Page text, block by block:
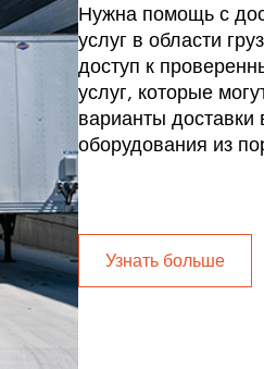
Нужна помощь с
услуг в области
доступ к
услуг, которые
варианты
оборудования из
Узнать больше